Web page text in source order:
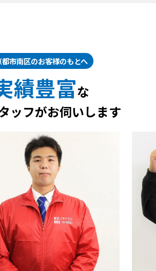
都市南区のお客様のもとへ
績豊富な
ッフがお伺いします